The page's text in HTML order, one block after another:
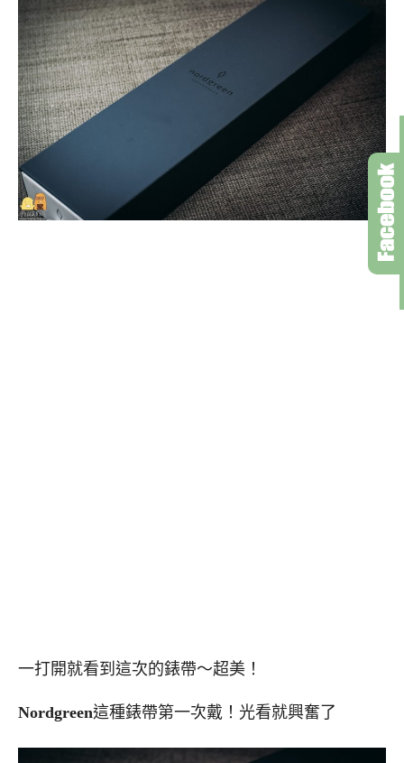
一打開就看到這次的錶帶～超美！
Nordgreen這種錶帶第一次戴！光看就興奮了